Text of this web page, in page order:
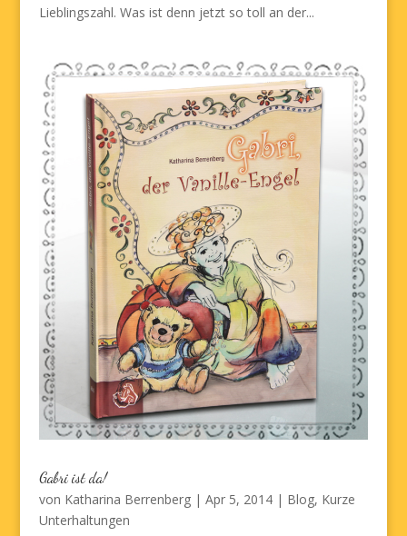
Lieblingszahl. Was ist denn jetzt so toll an der...
Gabri ist da!
von Katharina Berrenberg| Apr 5, 2014| Blog, Kurze
Unterhaltungen